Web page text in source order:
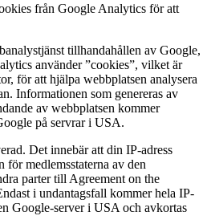
från Google Analytics för att
tillhandahållen av Google,
använder ”cookies”, vilket är
för att hjälpa webbplatsen analysera
Informationen som genereras av
av webbplatsen kommer
på servrar i USA.
Det innebär att din IP-adress
för medlemsstaterna av den
parter till Agreement on the
i undantagsfall kommer hela IP-
Google-server i USA och avkortas